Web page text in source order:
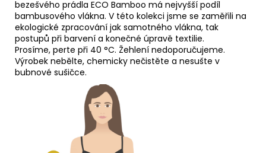
bezešvého prádla ECO Bamboo má nejvyšší podíl
bambusového vlákna. V této kolekci jsme se zaměřili na
ekologické zpracování jak samotného vlákna, tak
postupů při barvení a konečné úpravě textilie.
Prosíme, perte při 40 °C. Žehlení nedoporučujeme.
Výrobek nebělte, chemicky nečistěte a nesušte v
bubnové sušičce.